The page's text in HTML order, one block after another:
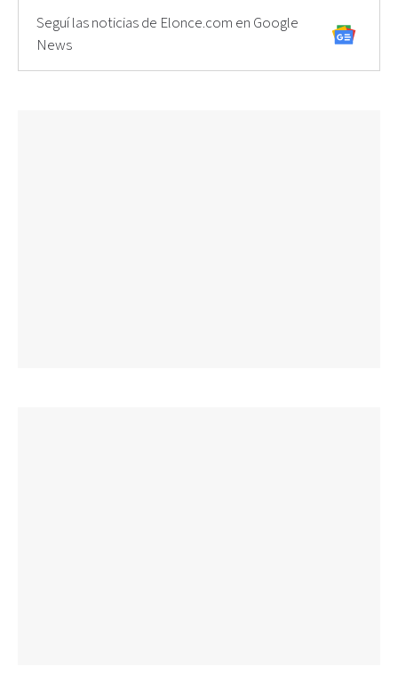
Seguí las noticias de Elonce.com en Google
News